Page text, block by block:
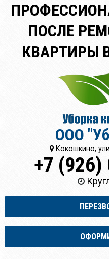
ПОСЛЕ
КВАРТИРЫ
ООО
Кокошкино,
+7